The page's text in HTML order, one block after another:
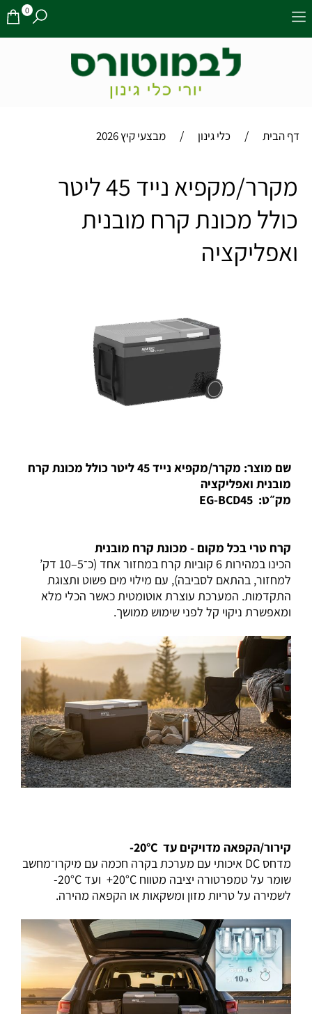
0
דף הבית / כלי גינון / מבצעי קיץ 2026
מקרר/מקפיא נייד 45 ליטר
כולל מכונת קרח מובנית
ואפליקציה
שם מוצר: מקרר/מקפיא נייד 45 ליטר כולל מכונת קרח
מובנית ואפליקציה
מק״ט: EG-BCD45
קרח טרי בכל מקום - מכונת קרח מובנית
הכינו במהירות 6 קוביות קרח במחזור אחד (כ־5–10 דק’
למחזור, בהתאם לסביבה), עם מילוי מים פשוט ותצוגת
התקדמות. המערכת עוצרת אוטומטית כאשר הכלי מלא
ומאפשרת ניקוי קל לפני שימוש ממושך.
קירור/הקפאה מדויקים עד ‎-20°C
מדחס DC איכותי עם מערכת בקרה חכמה עם מיקרו־מחשב
לשמירה על טריות מזון ומשקאות או הקפאה מהירה.